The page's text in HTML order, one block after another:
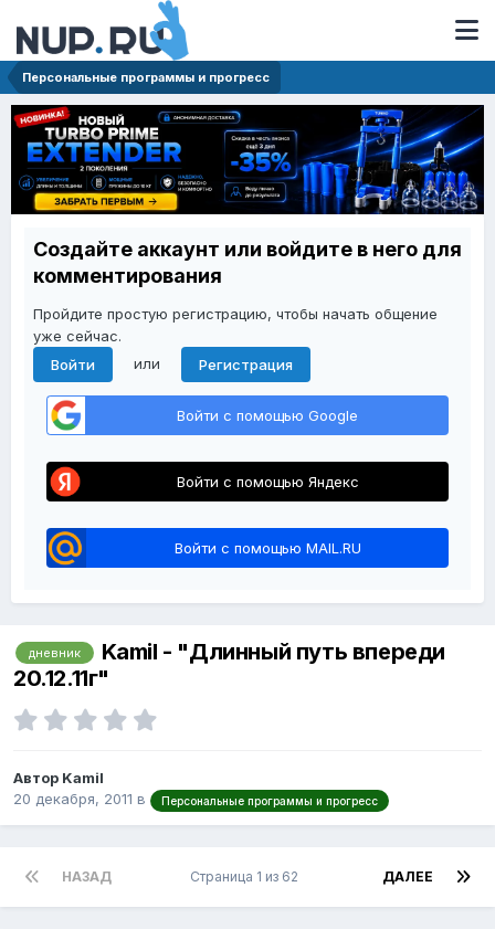
Персональные программы и прогресс
Создайте аккаунт или войдите в него для
комментирования
Пройдите простую регистрацию, чтобы начать общение
уже сейчас.
Войти
или Регистрация
Войти с помощью Google
Войти с помощью Яндекс
Войти с помощью MAIL.RU
дневник
Kamil - "Длинный путь впереди
20.12.11г"
Автор Kamil
20 декабря, 2011 в Персональные программы и прогресс
НАЗАД ДАЛЕЕ
Страница 1 из 62